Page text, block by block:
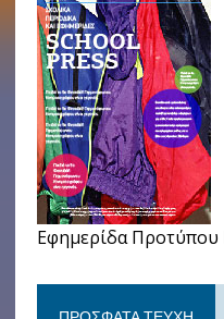
Εφημερίδα Προτύπου